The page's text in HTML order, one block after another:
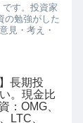
す。投資家
の勉強がした
見・考え・
長期投
。現金比
：OMG、
LTC、